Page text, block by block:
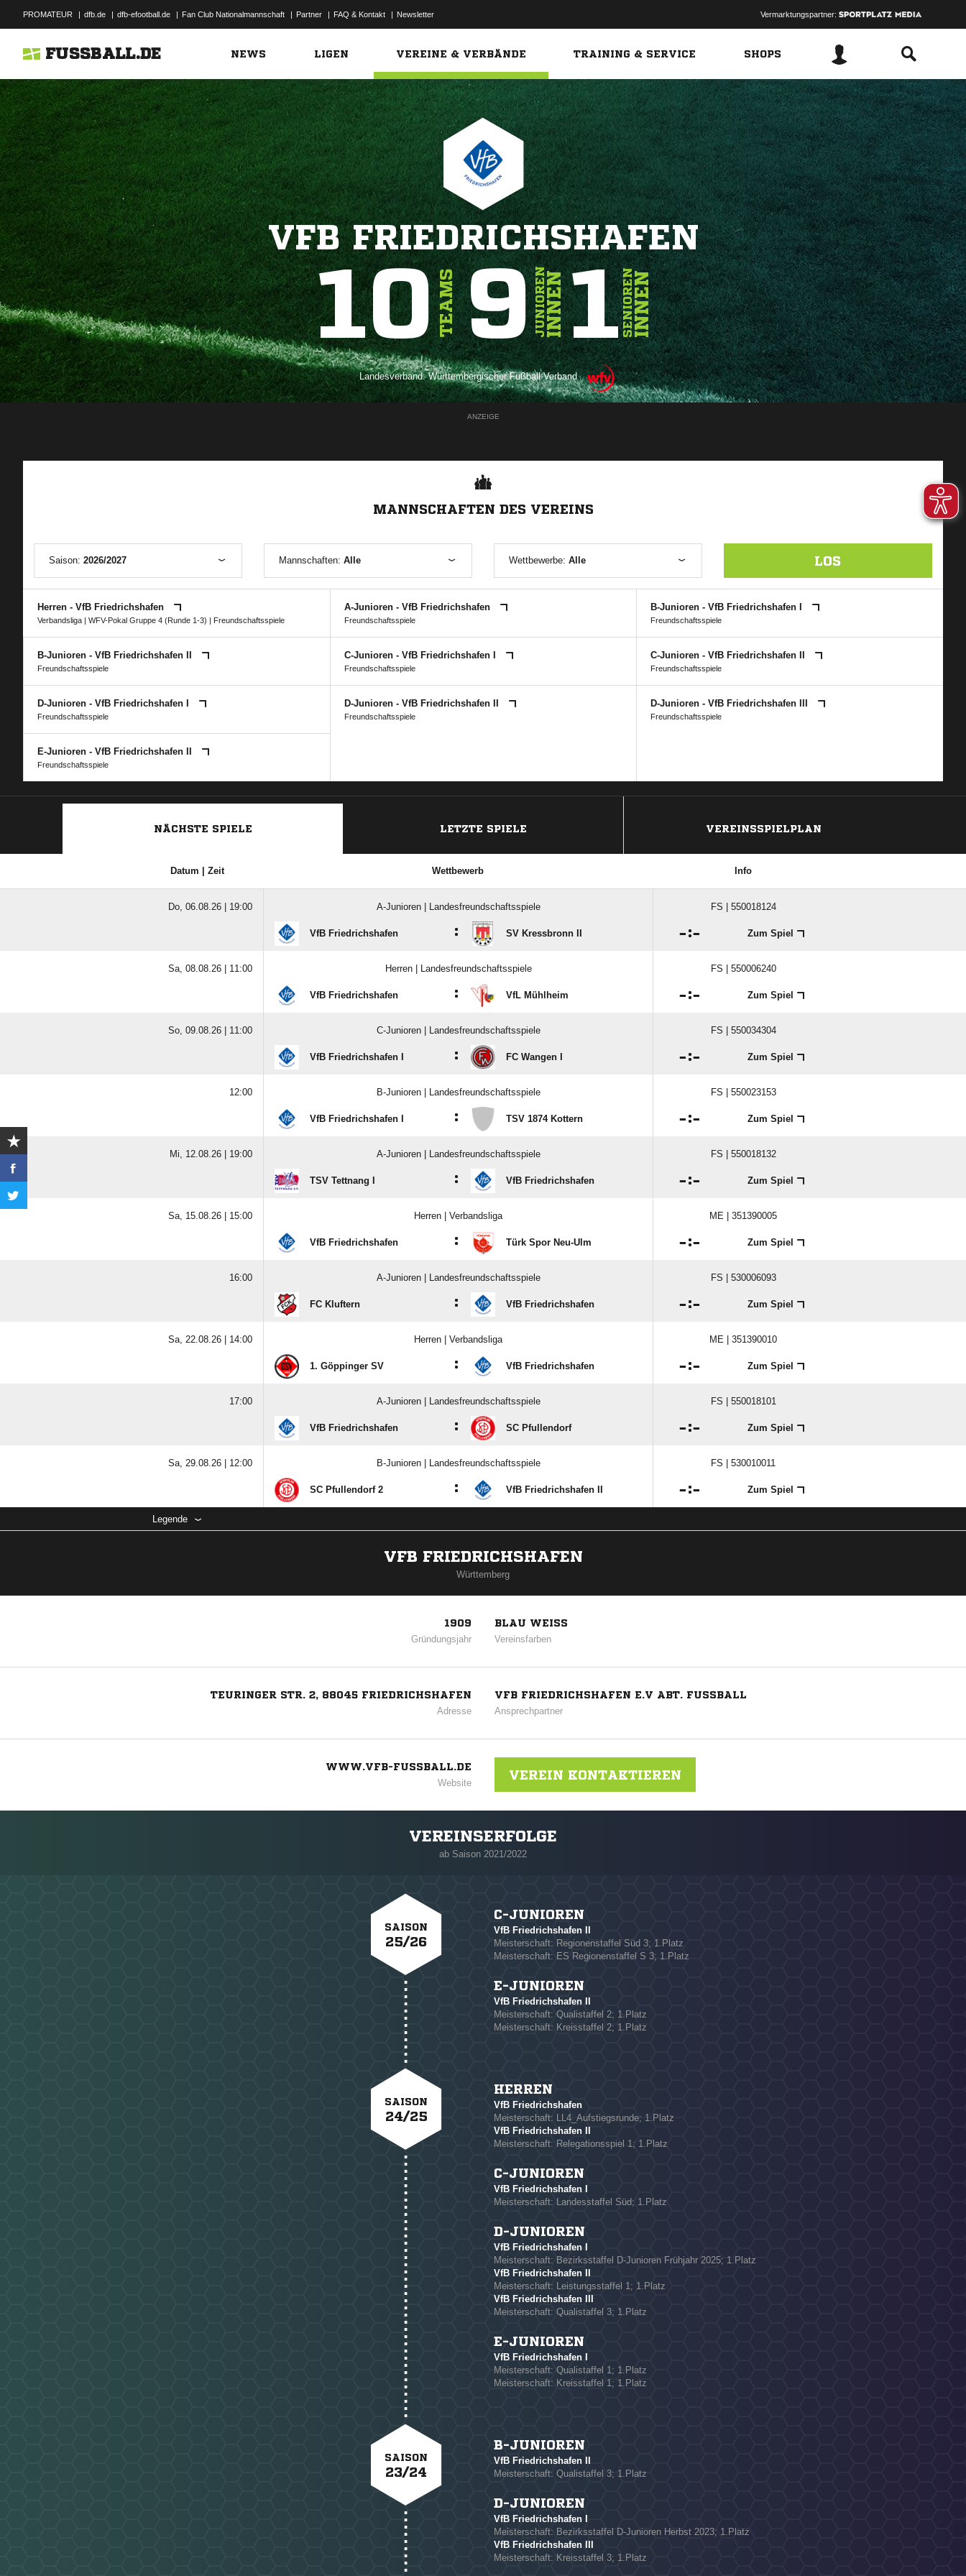
PROMATEUR | dfb.de | dfb-efootball.de | Fan Club Nationalmannschaft | Partner | FAQ & Kontakt | Newsletter Vermarktungspartner:
FUSSBALL.DE NEWS LIGEN VEREINE & VERBÄNDE TRAINING & SERVICE SHOPS
VFB FRIEDRICHSHAFEN
10TEAMS9JUNIORENINNEN1SENIORENINNEN
Landesverband:Württembergischer Fußball-Verband
ANZEIGE
MANNSCHAFTEN DES VEREINS
Saison: 2026/2027 Mannschaften: Alle Wettbewerbe: Alle LOS
Herren - VfB Friedrichshafen
Verbandsliga | WFV-Pokal Gruppe 4 (Runde 1-3) | Freundschaftsspiele
A-Junioren - VfB Friedrichshafen
Freundschaftsspiele
B-Junioren - VfB Friedrichshafen I
Freundschaftsspiele
B-Junioren - VfB Friedrichshafen II
Freundschaftsspiele
C-Junioren - VfB Friedrichshafen I
Freundschaftsspiele
C-Junioren - VfB Friedrichshafen II
Freundschaftsspiele
D-Junioren - VfB Friedrichshafen I
Freundschaftsspiele
D-Junioren - VfB Friedrichshafen II
Freundschaftsspiele
D-Junioren - VfB Friedrichshafen III
Freundschaftsspiele
E-Junioren - VfB Friedrichshafen II
Freundschaftsspiele
NÄCHSTE SPIELE LETZTE SPIELE VEREINSSPIELPLAN
Datum | Zeit Wettbewerb Info
Do, 06.08.26 | 19:00 A-Junioren | Landesfreundschaftsspiele FS | 550018124
VfB Friedrichshafen : SV Kressbronn II : Zum Spiel
Sa, 08.08.26 | 11:00 Herren | Landesfreundschaftsspiele FS | 550006240
VfB Friedrichshafen : VfL Mühlheim : Zum Spiel
So, 09.08.26 | 11:00 C-Junioren | Landesfreundschaftsspiele FS | 550034304
VfB Friedrichshafen I : FC Wangen I : Zum Spiel
12:00 B-Junioren | Landesfreundschaftsspiele FS | 550023153
VfB Friedrichshafen I : TSV 1874 Kottern : Zum Spiel
Mi, 12.08.26 | 19:00 A-Junioren | Landesfreundschaftsspiele FS | 550018132
TSV Tettnang I : VfB Friedrichshafen : Zum Spiel
Sa, 15.08.26 | 15:00 Herren | Verbandsliga ME | 351390005
VfB Friedrichshafen : Türk Spor Neu-Ulm : Zum Spiel
16:00 A-Junioren | Landesfreundschaftsspiele FS | 530006093
FC Kluftern : VfB Friedrichshafen : Zum Spiel
Sa, 22.08.26 | 14:00 Herren | Verbandsliga ME | 351390010
1. Göppinger SV : VfB Friedrichshafen : Zum Spiel
17:00 A-Junioren | Landesfreundschaftsspiele FS | 550018101
VfB Friedrichshafen : SC Pfullendorf : Zum Spiel
Sa, 29.08.26 | 12:00 B-Junioren | Landesfreundschaftsspiele FS | 530010011
SC Pfullendorf 2 : VfB Friedrichshafen II : Zum Spiel
Legende
VFB FRIEDRICHSHAFEN
Württemberg
1909
Gründungsjahr
BLAU WEISS
Vereinsfarben
TEURINGER STR. 2, 88045 FRIEDRICHSHAFEN
Adresse
VFB FRIEDRICHSHAFEN E.V ABT. FUSSBALL
Ansprechpartner
WWW.VFB-FUSSBALL.DE
Website
VEREIN KONTAKTIEREN
NACHRICHT SENDEN
* Pflichtfelder
VEREINSERFOLGE
ab Saison 2021/2022
SAISON
25/26
C-JUNIOREN
VfB Friedrichshafen II
Meisterschaft: Regionenstaffel Süd 3; 1.Platz
Meisterschaft: ES Regionenstaffel S 3; 1.Platz
E-JUNIOREN
VfB Friedrichshafen II
Meisterschaft: Qualistaffel 2; 1.Platz
Meisterschaft: Kreisstaffel 2; 1.Platz
SAISON
24/25
HERREN
VfB Friedrichshafen
Meisterschaft: LL4_Aufstiegsrunde; 1.Platz
VfB Friedrichshafen II
Meisterschaft: Relegationsspiel 1; 1.Platz
C-JUNIOREN
VfB Friedrichshafen I
Meisterschaft: Landesstaffel Süd; 1.Platz
D-JUNIOREN
VfB Friedrichshafen I
Meisterschaft: Bezirksstaffel D-Junioren Frühjahr 2025; 1.Platz
VfB Friedrichshafen II
Meisterschaft: Leistungsstaffel 1; 1.Platz
VfB Friedrichshafen III
Meisterschaft: Qualistaffel 3; 1.Platz
E-JUNIOREN
VfB Friedrichshafen I
Meisterschaft: Qualistaffel 1; 1.Platz
Meisterschaft: Kreisstaffel 1; 1.Platz
SAISON
23/24
B-JUNIOREN
VfB Friedrichshafen II
Meisterschaft: Qualistaffel 3; 1.Platz
D-JUNIOREN
VfB Friedrichshafen I
Meisterschaft: Bezirksstaffel D-Junioren Herbst 2023; 1.Platz
VfB Friedrichshafen III
Meisterschaft: Kreisstaffel 3; 1.Platz